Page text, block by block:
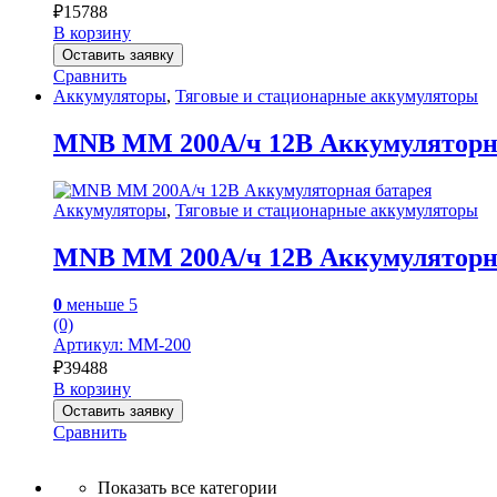
₽15788
В корзину
Оставить заявку
Сравнить
Аккумуляторы, Тяговые и стационарные аккумуляторы
MNB MM 200А/ч 12В
Аккумуляторы, Тяговые и стационарные аккумуляторы
MNB MM 200А/ч 12В
0 меньше 5
(0)
Артикул: MM-200
₽39488
В корзину
Оставить заявку
Сравнить
Показать все категории